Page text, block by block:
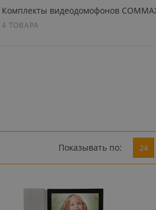
Комплекты видеодомофонов
4 ТОВАРА
Показывать по: 24